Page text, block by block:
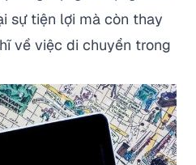
sự tiện lợi mà còn thay
về việc di chuyển trong